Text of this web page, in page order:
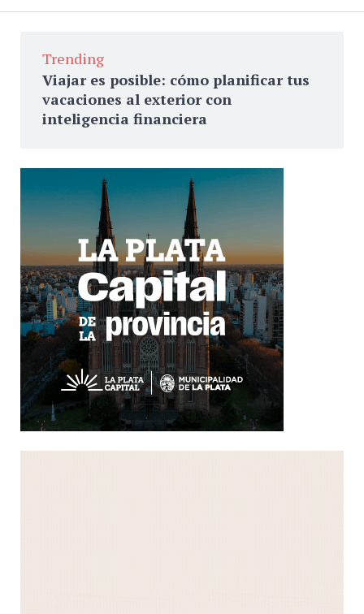
Trending
Viajar es posible: cómo planificar tus
vacaciones al exterior con
inteligencia financiera